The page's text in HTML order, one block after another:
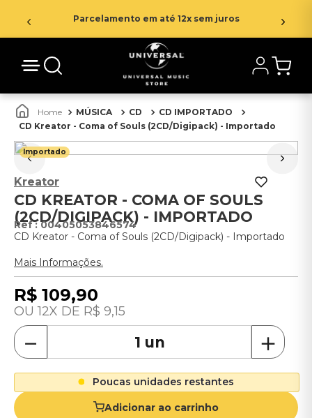
Parcelamento em até 12x sem juros
MÚSICA CD
CD IMPORTADO
CD Kreator - Coma of Souls (2CD/Digipack) - Importado
Importado
Kreator
CD KREATOR - COMA OF SOULS
(2CD/DIGIPACK) - IMPORTADO
:00405053846574
CD Kreator - Coma of Souls (2CD/Digipack) - Importado
Mais Informações.
R$ 109,90
12 R$ 9,15
＋
－
Poucas unidades restantes
Adicionar ao carrinho